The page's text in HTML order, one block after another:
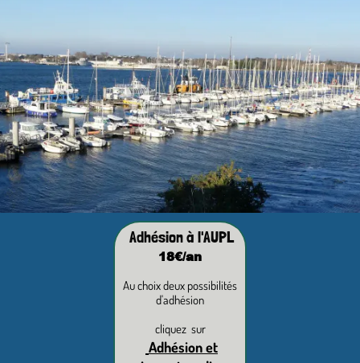
Adhésion à l'AUPL
18€/an
Au choix deux possibilités
d'adhésion
cliquez sur
Adhésion et